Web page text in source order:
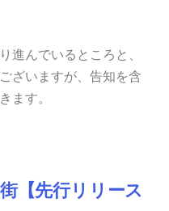
進んでいるところと、
ざいますが、告知を含
ます。
【先行リリース